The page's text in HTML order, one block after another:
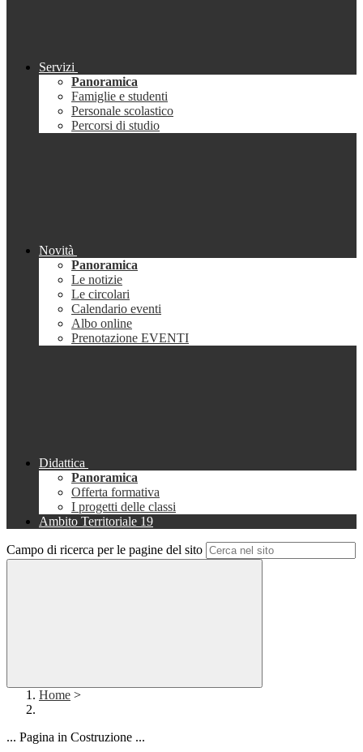
Servizi
Panoramica
Famiglie e studenti
Personale scolastico
Percorsi di studio
Novità
Panoramica
Le notizie
Le circolari
Calendario eventi
Albo online
Prenotazione EVENTI
Didattica
Panoramica
Offerta formativa
I progetti delle classi
Ambito Territoriale 19
Campo di ricerca per le pagine del sito
Home >
... Pagina in Costruzione ...